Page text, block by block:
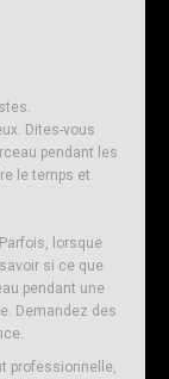
Dites-vous
pendant les
le temps et
lorsque
si ce que
pendant une
Demandez des
professionnelle,